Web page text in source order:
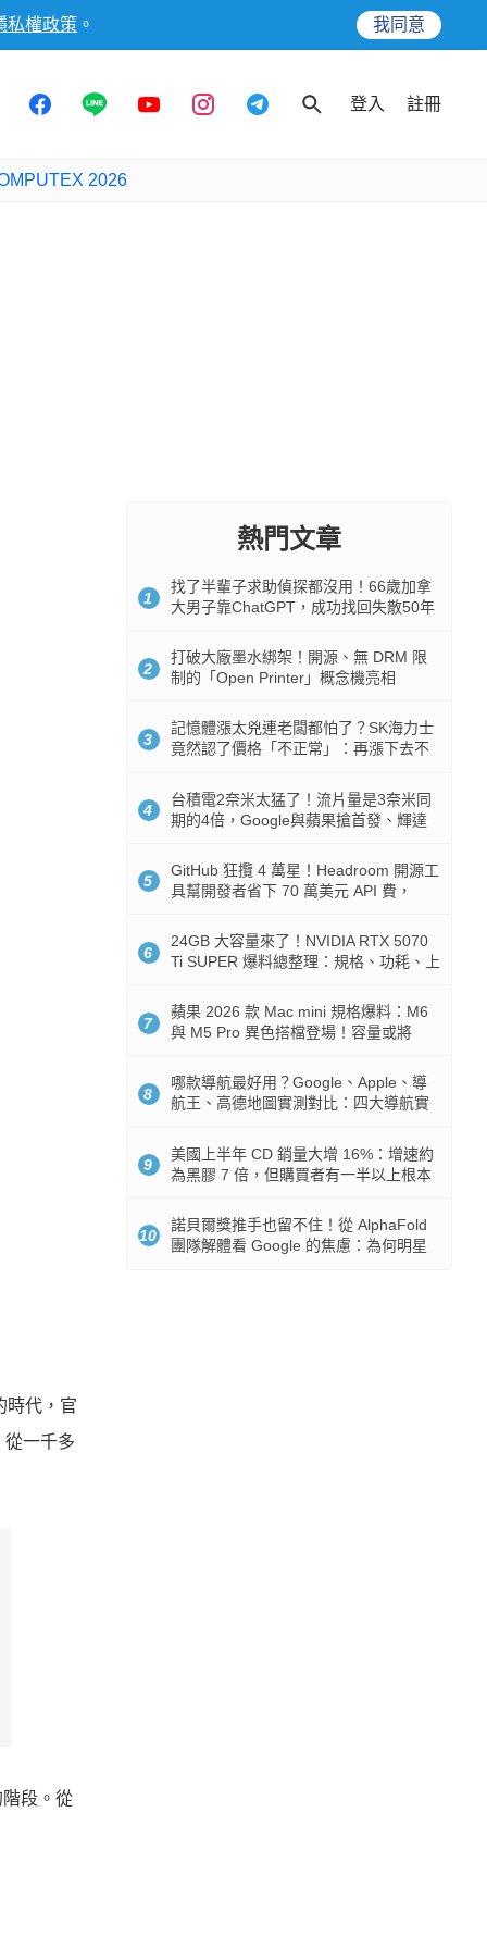
私權政策 。 我同意
登入 註冊
2026
時代，官
從一千多
段。從
熱門文章
1
找了半輩子求助偵探都沒用！66歲加拿
大男子靠ChatGPT，成功找回失散50年
2
打破大廠墨水綁架！開源、無 DRM 限
制的「Open Printer」概念機亮相
3
記憶體漲太兇連老闆都怕了？SK海力士
竟然認了價格「不正常」：再漲下去不
4
台積電2奈米太猛了！流片量是3奈米同
期的4倍，Google與蘋果搶首發、輝達
5
GitHub 狂攬 4 萬星！Headroom 開源工
具幫開發者省下 70 萬美元 API 費，
6
24GB 大容量來了！NVIDIA RTX 5070
Ti SUPER 爆料總整理：規格、功耗、上
7
蘋果 2026 款 Mac mini 規格爆料：M6
與 M5 Pro 異色搭檔登場！容量或將
8
哪款導航最好用？Google、Apple、導
航王、高德地圖實測對比：四大導航實
9
美國上半年 CD 銷量大增 16%：增速約
為黑膠 7 倍，但購買者有一半以上根本
10
諾貝爾獎推手也留不住！從 AlphaFold
團隊解體看 Google 的焦慮：為何明星